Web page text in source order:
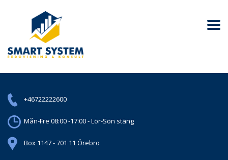
+46722222600
Mån-Fre 08:00 -17:00 - Lör-Sön stäng
Box 1147 - 701 11 Örebro